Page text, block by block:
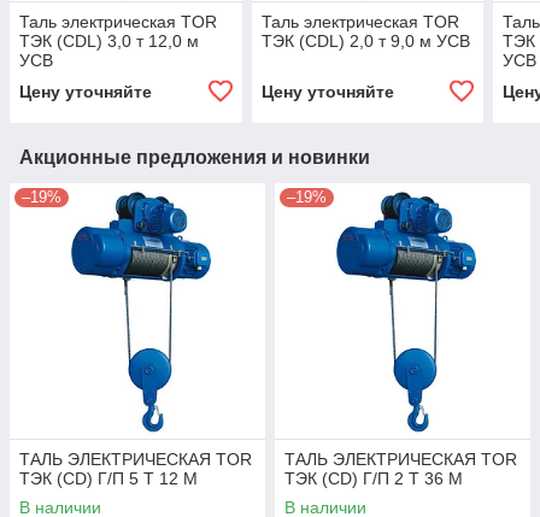
Таль электрическая TOR
ТЭК (CDL) 3,0 т 12,0 м
УСВ
Цену уточняйте
Таль электрическая TOR
ТЭК (CDL) 2,0 т 9,0 м УСВ
Цену уточняйте
ТЭК
УСВ
Акционные предложения и новинки
–19%
ТАЛЬ ЭЛЕКТРИЧЕСКАЯ TOR
ТЭК (CD) Г/П 5 Т 12 М
В наличии
–19%
ТАЛЬ ЭЛЕКТРИЧЕСКАЯ TOR
ТЭК (CD) Г/П 2 Т 36 М
В наличии